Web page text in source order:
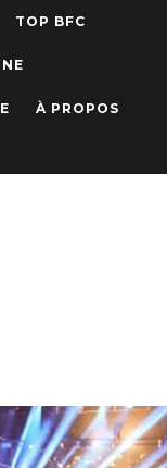
TOP BFC
À PROPOS